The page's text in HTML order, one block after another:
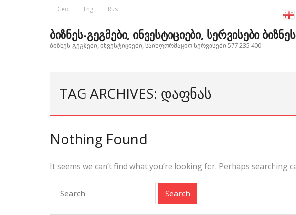
Geo Eng Rus
ბიზნეს-გეგმები, ინვესტიციები, სერვისები
ბიზნეს-გეგმები, ინვესტიციები, საინფორმაციო სერვისები 577 235 400
TAG ARCHIVES: ᲓᲐᲤᲜᲐᲡ
Nothing Found
It seems we can’t find what you’re looking for. Perhaps searching